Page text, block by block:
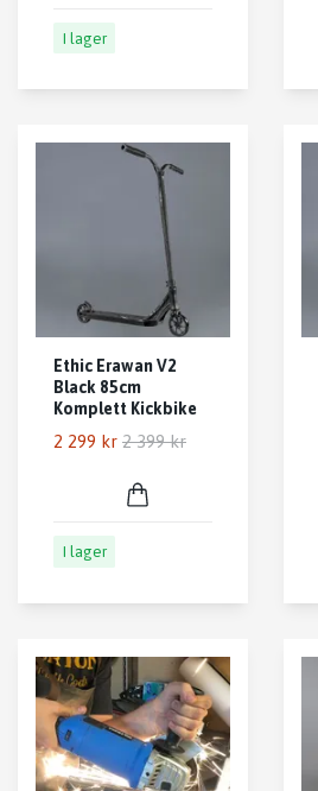
I lager
Ethic Erawan V2
Black 85cm
Komplett Kickbike
2 299 kr 2 399 kr
I lager